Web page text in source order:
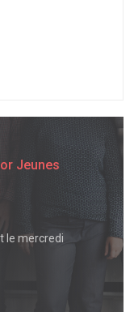
Jeunes
le mercredi